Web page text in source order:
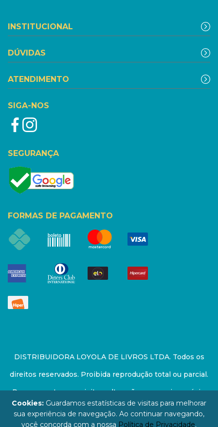
INSTITUCIONAL
DÚVIDAS
ATENDIMENTO
SIGA-NOS
SEGURANÇA
FORMAS DE PAGAMENTO
DISTRIBUIDORA LOYOLA DE LIVROS LTDA. Todos os
direitos reservados. Proibida reprodução total ou parcial.
Preços e estoque sujeito a alterações sem aviso prévio.
67.946.814/0001-94 - LOJA - Rua Senador Feijó - São
Cookies: Guardamos estatísticas de visitas para melhorar
sua experiência de navegação. Ao continuar navegando,
você concorda com a nossa Política de Privacidade.